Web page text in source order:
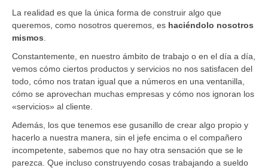
La realidad es que la única forma de construir algo que
queremos, como nosotros queremos, es haciéndolo nosotros
mismos
Constantemente, en nuestro ámbito de trabajo o en el día a día,
vemos cómo ciertos productos y servicios no nos satisfacen del
todo, cómo nos tratan igual que a números en una ventanilla,
cómo se aprovechan muchas empresas y cómo nos ignoran los
«servicios» al cliente.
Además, los que tenemos ese gusanillo de crear algo propio y
hacerlo a nuestra manera, sin el jefe encima o el compañero
incompetente, sabemos que no hay otra sensación que se le
parezca. Que incluso construyendo cosas trabajando a sueldo